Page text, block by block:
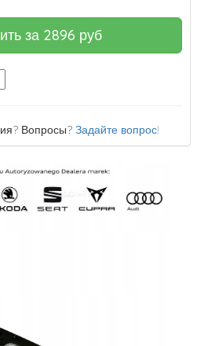
за 2896 руб
Вопросы? Задайте вопрос!